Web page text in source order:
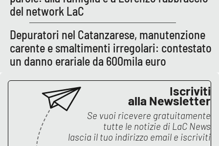
Catanzaro
Crotone
Vibo Valentia
Reggio Calabria
Cosenza
Lamezia Terme
del network LaC
Depuratori nel Catanzarese, manutenzione
carente e smaltimenti irregolari: contestato
un danno erariale da 600mila euro
Iscriviti
alla Newsletter
Se vuoi ricevere gratuitamente
tutte le notizie di LaC News
lascia il tuo indirizzo email e iscriviti